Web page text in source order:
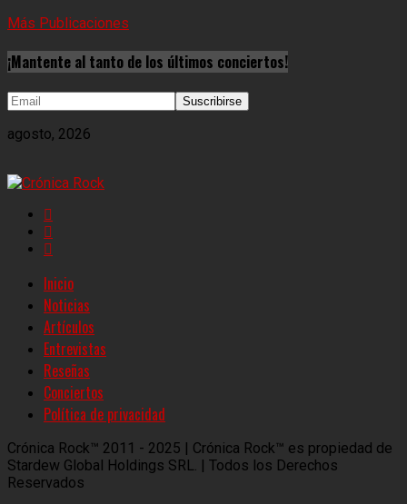
Más Publicaciones
¡Mantente al tanto de los últimos conciertos!
agosto, 2026
Inicio
Noticias
Artículos
Entrevistas
Reseñas
Conciertos
Política de privacidad
Crónica Rock™ 2011 - 2025 | Crónica Rock™ es propiedad de
Stardew Global Holdings SRL. | Todos los Derechos
Reservados